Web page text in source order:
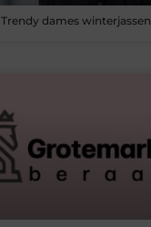
Trendy dames winterjassen